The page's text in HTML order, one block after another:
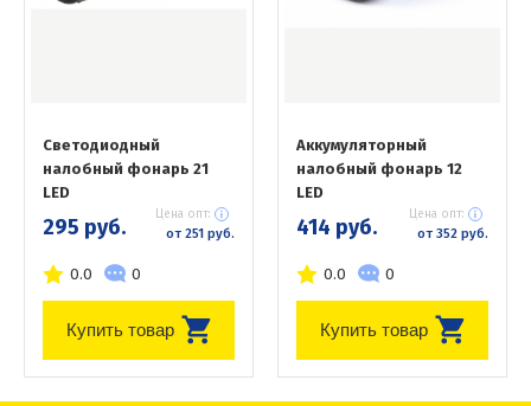
Светодиодный
налобный фонарь 21
LED
295 руб. Цена опт:
от 251 руб.
0.0 0
Купить товар
Аккумуляторный
налобный фонарь 12
LED
414 руб. Цена опт:
от 352 руб.
0.0 0
Купить товар